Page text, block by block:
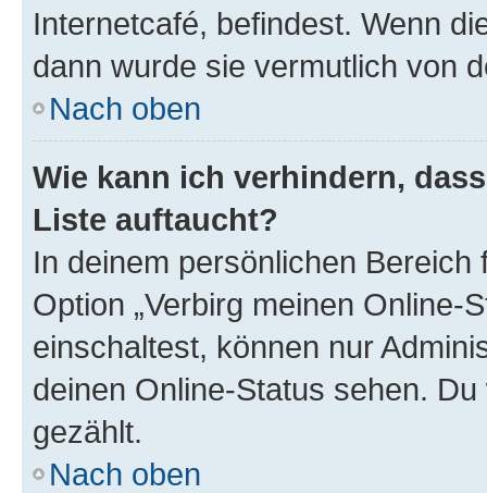
Internetcafé, befindest. Wenn
dann wurde sie vermutlich von
Nach oben
Wie kann ich verhindern,
Liste auftaucht?
In deinem persönlichen
Option „Verbirg meinen Online-
einschaltest, können nur
deinen Online-Status sehen.
gezählt.
Nach oben